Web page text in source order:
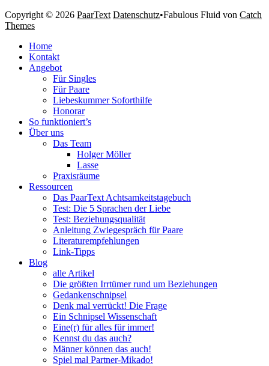
Copyright © 2026 PaarText Datenschutz•Fabulous Fluid von Catch
Themes
oben
scrollen
Home
Kontakt
Angebot
Für Singles
Für Paare
Liebeskummer Soforthilfe
Honorar
So funktioniert’s
Über uns
Das Team
Holger Möller
Lasse
Praxisräume
Ressourcen
Das PaarText Achtsamkeitstagebuch
Test: Die 5 Sprachen der Liebe
Test: Beziehungsqualität
Anleitung Zwiegespräch für Paare
Literaturempfehlungen
Link-Tipps
Blog
alle Artikel
Die größten Irrtümer rund um Beziehungen
Gedankenschnipsel
Denk mal verrückt! Die Frage
Ein Schnipsel Wissenschaft
Eine(r) für alles für immer!
Kennst du das auch?
Männer können das auch!
Spiel mal Partner-Mikado!